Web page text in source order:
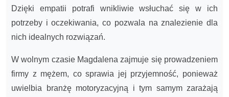
Dzięki empatii potrafi wnikliwie wsłuchać się w ich
potrzeby i oczekiwania, co pozwala na znalezienie dla
nich idealnych rozwiązań.
W wolnym czasie Magdalena zajmuje się prowadzeniem
firmy z mężem, co sprawia jej przyjemność, ponieważ
uwielbia branżę motoryzacyjną i tym samym zarażają